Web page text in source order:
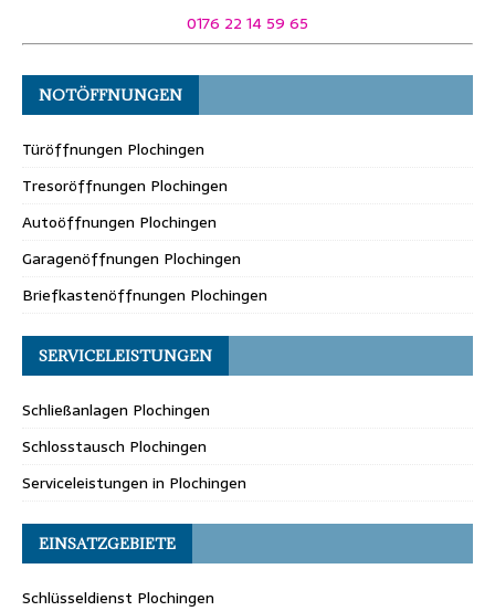
0176 22 14 59 65
NOTÖFFNUNGEN
Türöffnungen Plochingen
Tresoröffnungen Plochingen
Autoöffnungen Plochingen
Garagenöffnungen Plochingen
Briefkastenöffnungen Plochingen
SERVICELEISTUNGEN
Schließanlagen Plochingen
Schlosstausch Plochingen
Serviceleistungen in Plochingen
EINSATZGEBIETE
Schlüsseldienst Plochingen